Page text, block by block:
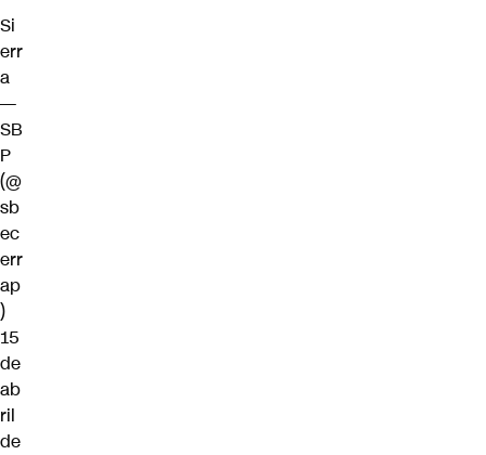
Si
err
a
—
SB
P
(@
sb
ec
err
ap
)
15
de
ab
ril
de